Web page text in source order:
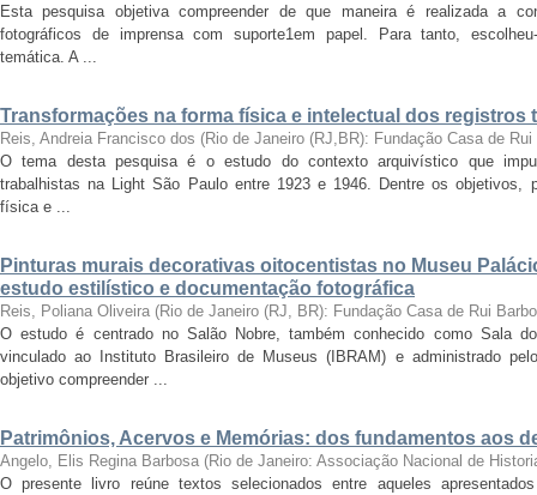
Esta pesquisa objetiva compreender de que maneira é realizada a
fotográficos de imprensa com suporte1em papel. Para tanto,
temática. A ...
Transformações na forma física e intelectual dos registros
Reis, Andreia Francisco dos (Rio de Janeiro (RJ,BR): Fundação Casa de Rui
O tema desta pesquisa é o estudo do contexto arquivístico que
trabalhistas na Light São Paulo entre 1923 e 1946. Dentre os objetivos,
física e ...
Pinturas murais decorativas oitocentistas no Museu
estudo estilístico e documentação fotográfica
Reis, Poliana Oliveira (Rio de Janeiro (RJ, BR): Fundação Casa de Rui
O estudo é centrado no Salão Nobre, também conhecido como Sala
vinculado ao Instituto Brasileiro de Museus (IBRAM) e administrado
objetivo compreender ...
Patrimônios, Acervos e Memórias: dos fundamentos aos
Angelo, Elis Regina Barbosa (Rio de Janeiro: Associação Nacional de
O presente livro reúne textos selecionados entre aqueles